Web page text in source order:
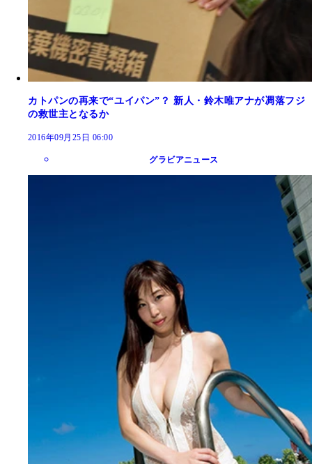
カトパンの再来で“ユイパン”？ 新人・鈴木唯アナが凋落フジ
の救世主となるか
2016年09月25日 06:00
グラビアニュース